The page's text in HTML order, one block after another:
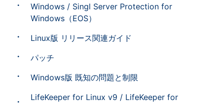
Windows / Singl Server Protection for
Windows（EOS）
Linux版 リリース関連ガイド
パッチ
Windows版 既知の問題と制限
LifeKeeper for Linux v9 / LifeKeeper for